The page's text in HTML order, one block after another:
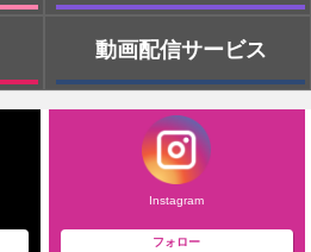
動画配信サービス
Instagram
フォロー